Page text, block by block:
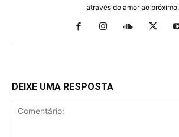
através do amor ao próximo.
DEIXE UMA RESPOSTA